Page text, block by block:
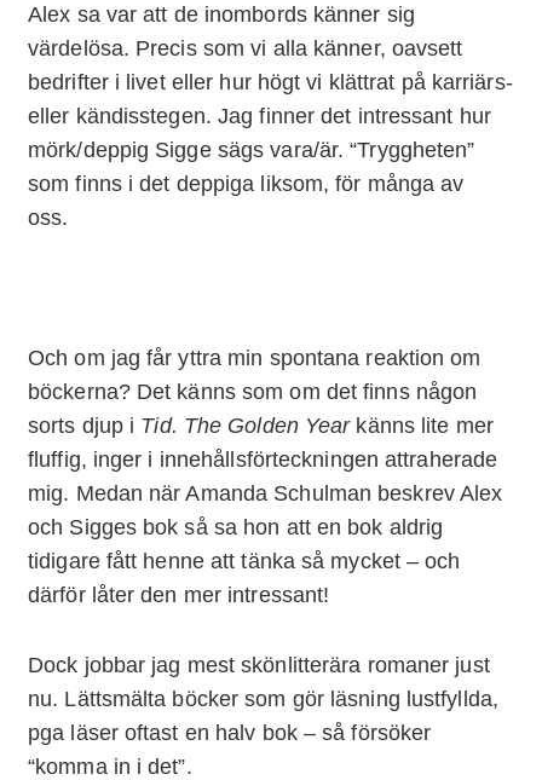
Alex sa var att de inombords känner sig
värdelösa. Precis som vi alla känner, oavsett
bedrifter i livet eller hur högt vi klättrat på karriärs-
eller kändisstegen. Jag finner det intressant hur
mörk/deppig Sigge sägs vara/är. “Tryggheten”
som finns i det deppiga liksom, för många av
oss.
Och om jag får yttra min spontana reaktion om
böckerna? Det känns som om det finns någon
sorts djup i Tid. The Golden Year känns lite mer
fluffig, inger i innehållsförteckningen attraherade
mig. Medan när Amanda Schulman beskrev Alex
och Sigges bok så sa hon att en bok aldrig
tidigare fått henne att tänka så mycket – och
därför låter den mer intressant!
Dock jobbar jag mest skönlitterära romaner just
nu. Lättsmälta böcker som gör läsning lustfyllda,
pga läser oftast en halv bok – så försöker
“komma in i det”.